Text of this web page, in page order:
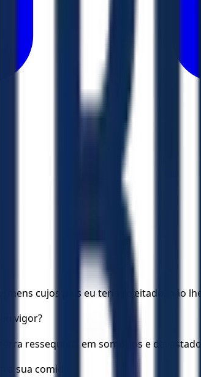
cujos pais eu teria rejeitado, não
vigor?
ressequida, em sombrios e
sua comida.